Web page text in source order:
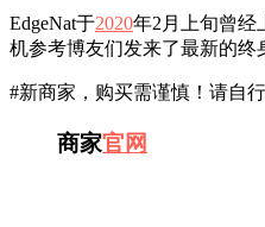
EdgeNat于2020年2月上旬曾经
机参考博友们发来了最新的终
#新商家，购买需谨慎！请自
商家官网